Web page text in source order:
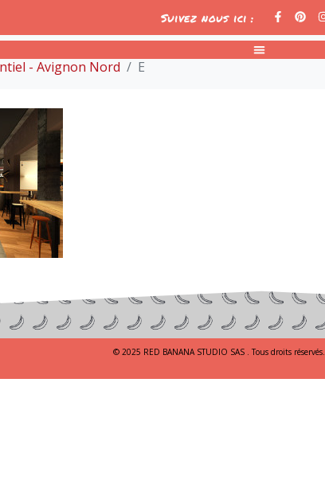
Suivez nous ici :
- Avignon Nord E
© 2025 RED BANANA STUDIO SAS . Tous droits réservés.